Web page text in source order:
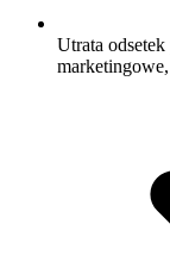
Utrata